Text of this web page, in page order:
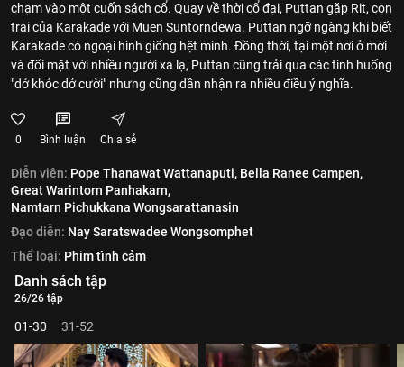
chạm vào một cuốn sách cổ. Quay về thời cổ đại, Puttan gặp Rit, con
trai của Karakade với Muen Suntorndewa. Puttan ngỡ ngàng khi biết
Karakade có ngoại hình giống hệt mình. Đồng thời, tại một nơi ở mới
và đối mặt với nhiều người xa lạ, Puttan cũng trải qua các tình huống
"dở khóc dở cười" nhưng cũng dần nhận ra nhiều điều ý nghĩa.
0 Bình luận Chia sẻ
Diễn viên: Pope Thanawat Wattanaputi, Bella Ranee Campen,
Great Warintorn Panhakarn,
Namtarn Pichukkana Wongsarattanasin
Đạo diễn: Nay Saratswadee Wongsomphet
Thể loại: Phim tình cảm
Danh sách tập
26/26 tập
01-30 31-52